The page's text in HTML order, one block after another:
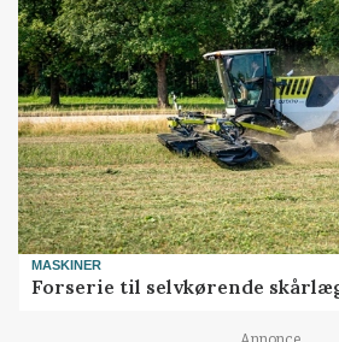
MASKINER
Forserie til selvkørende